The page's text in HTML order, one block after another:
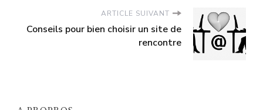
ARTICLE SUIVANT
Conseils pour bien choisir un site de
rencontre